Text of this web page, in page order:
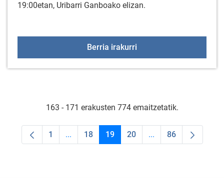
19:00etan, Uribarri Ganboako elizan.
Berria irakurri
163 - 171 erakusten 774 emaitzetatik.
Orrialdea
1 ...Intermediate Pages Use TAB to navigate.
Orrialdea
18 Orrialdea
19 Orrialdea
20 ...Intermediate Pages
Orrialdea
86